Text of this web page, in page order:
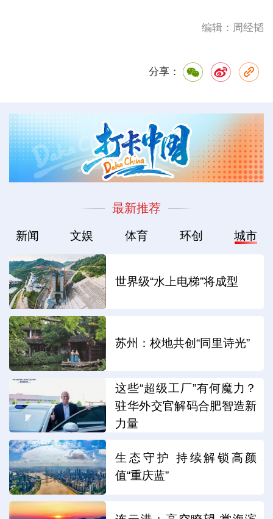
编辑：周经韬
分享：
最新推荐
新闻 文娱 体育 环创 城市
世界级“水上电梯”将成型
苏州：校地共创“同里诗光”
这些“超级工厂”有何魔力？
驻华外交官解码合肥智造新
力量
生态守护 持续解锁高颜
值“重庆蓝”